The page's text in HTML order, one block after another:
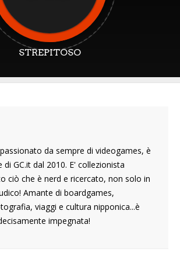
STREPITOSO
da sempre di videogames, è
GC.it dal 2010. E' collezionista
ciò che è nerd e ricercato, non solo in
Amante di boardgames,
viaggi e cultura nipponica...è
impegnata!